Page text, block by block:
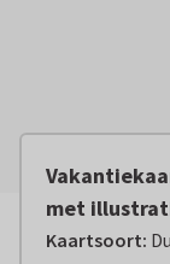
met
Kaartsoort:
Vanaf:€ 2,99